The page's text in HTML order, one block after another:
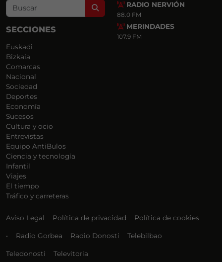
Search
SECCIONES
Euskadi
Bizkaia
Comarcas
Nacional
Sociedad
Deportes
Economía
Sucesos
Cultura y ocio
Entrevistas
Equipo AntiBulos
Ciencia y tecnología
Infantil
Viajes
El tiempo
Tráfico y carreteras
RADIO NERVIÓN
88.0 FM
MERINDADES
107.9 FM
Aviso Legal Política de privacidad Política de cookies
• Radio Gorbea Radio Donosti Telebilbao
Teledonosti Televitoria